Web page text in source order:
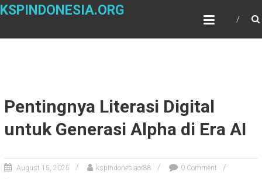
Skip
KSPINDONESIA.ORG
Pentingnya Literasi Digital
untuk Generasi Alpha di Era AI
August 15, 2025 kspindonesiaor88 0 Comment